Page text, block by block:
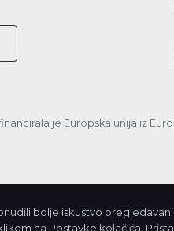
je Europska unija iz
bolje iskustvo
na Postavke kolačića.